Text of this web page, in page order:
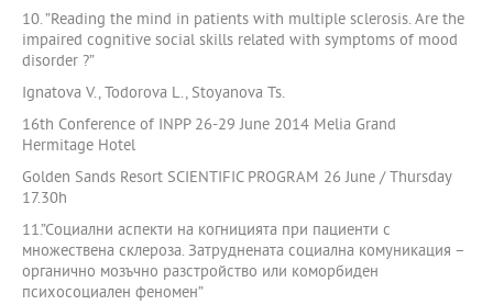
10. ”Reading the mind in patients with multiple sclerosis. Are the
impaired cognitive social skills related with symptoms of mood
disorder ?”
Ignatova V., Todorova L., Stoyanova Ts.
16th Conference of INPP 26-29 June 2014 Melia Grand
Hermitage Hotel
Golden Sands Resort SCIENTIFIC PROGRAM 26 June / Thursday
17.30h
11.”Социални аспекти на когницията при пациенти с
множествена склероза. Затруднената социална комуникация –
органично мозъчно разстройство или коморбиден
психосоциален феномен”